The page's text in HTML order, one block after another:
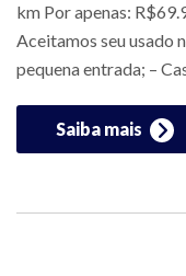
km Por apenas:
Aceitamos seu usado
pequena entrada; –
Saiba mais